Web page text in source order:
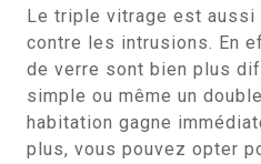
Le triple vitrage est aussi
contre les intrusions. En
de verre sont bien plus
simple ou même un
habitation gagne
plus, vous pouvez opter